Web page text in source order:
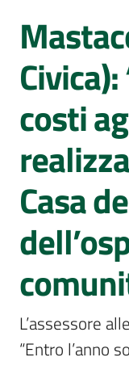
Attività
Per
media
Per
cittadini
Salta al contenuto
costi
Casa
L’assessore
“Entro l’anno